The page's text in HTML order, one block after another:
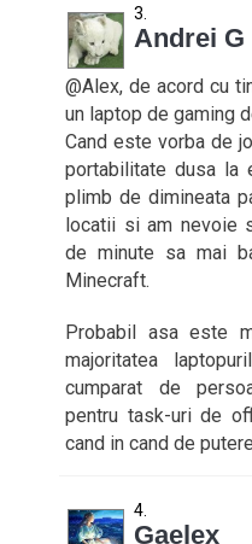
Andrei G
@Alex, de acord cu
un laptop de gaming
Cand este vorba de
portabilitate dusa la
plimb de dimineata
locatii si am nevoie
de minute sa mai
Minecraft.
Probabil asa este
majoritatea
cumparat de
pentru task-uri de
cand in cand de
Gaelex